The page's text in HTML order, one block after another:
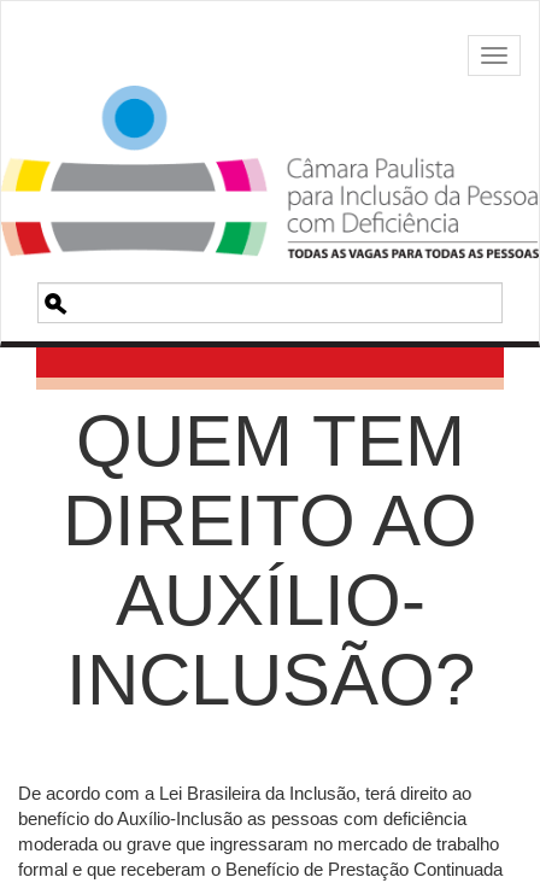
Pesquisa
QUEM TEM
DIREITO AO
AUXÍLIO-
INCLUSÃO?
De acordo com a Lei Brasileira da Inclusão, terá direito ao
benefício do Auxílio-Inclusão as pessoas com deficiência
moderada ou grave que ingressaram no mercado de trabalho
formal e que receberam o Benefício de Prestação Continuada